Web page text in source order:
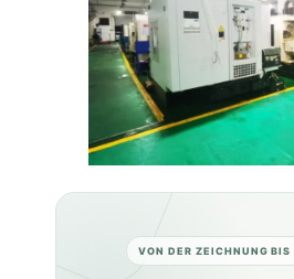
VON DER ZEICHNUNG BIS